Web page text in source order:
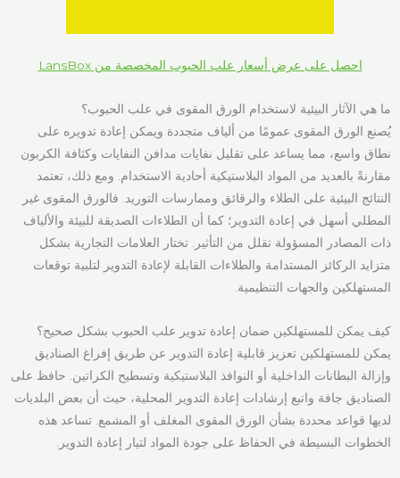
احصل على عرض أسعار علب الحبوب المخصصة من LansBox
ما هي الآثار البيئية لاستخدام الورق المقوى في علب الحبوب؟
يُصنع الورق المقوى عمومًا من ألياف متجددة ويمكن إعادة تدويره على
نطاق واسع، مما يساعد على تقليل نفايات مدافن النفايات وكثافة الكربون
مقارنةً بالعديد من المواد البلاستيكية أحادية الاستخدام. ومع ذلك، تعتمد
النتائج البيئية على الطلاء والرقائق وممارسات التوريد. فالورق المقوى غير
المطلي أسهل في إعادة التدوير؛ كما أن الطلاءات الصديقة للبيئة والألياف
ذات المصادر المسؤولة تقلل من التأثير. تختار العلامات التجارية بشكل
متزايد الركائز المستدامة والطلاءات القابلة لإعادة التدوير لتلبية توقعات
المستهلكين والجهات التنظيمية.
كيف يمكن للمستهلكين ضمان إعادة تدوير علب الحبوب بشكل صحيح؟
يمكن للمستهلكين تعزيز قابلية إعادة التدوير عن طريق إفراغ الصناديق
وإزالة البطانات الداخلية أو النوافذ البلاستيكية وتسطيح الكراتين. حافظ على
الصناديق جافة واتبع إرشادات إعادة التدوير المحلية، حيث أن بعض البلديات
لديها قواعد محددة بشأن الورق المقوى المغلف أو المشمع. تساعد هذه
الخطوات البسيطة في الحفاظ على جودة المواد لتيار إعادة التدوير.